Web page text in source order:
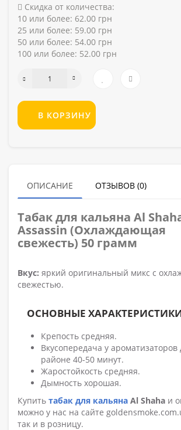
Скидка от количества:
10 или более: 62.00 грн
25 или более: 59.00 грн
50 или более: 54.00 грн
100 или более: 52.00 грн
В КОРЗИНУ
ОПИСАНИЕ ОТЗЫВОВ (0)
Табак для кальяна Al
Assassin (Охлаждающая
свежесть) 50 грамм
Вкус: яркий оригинальный микс с
свежестью.
ОСНОВНЫЕ
Крепость средняя.
Вкусопередача у
районе 40-50 минут.
Жаростойкость средняя.
Дымность хорошая.
Купить табак для кальяна Al Shaha и
можно у нас на сайте
так и в розницу.